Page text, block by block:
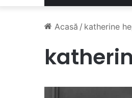
Acasă / katherine